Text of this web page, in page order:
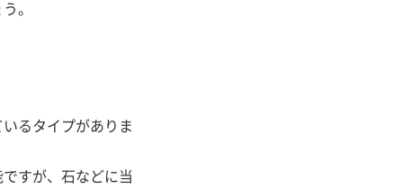
。
るタイプがありま
すが、石などに当